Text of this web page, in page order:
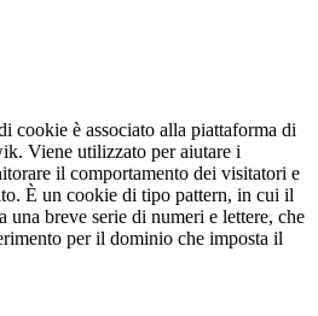
cookie è associato alla piattaforma di
Viene utilizzato per aiutare i
il comportamento dei visitatori e
È un cookie di tipo pattern, in cui il
una breve serie di numeri e lettere, che
per il dominio che imposta il